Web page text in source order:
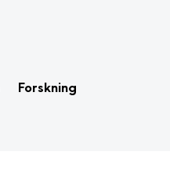
Forskning